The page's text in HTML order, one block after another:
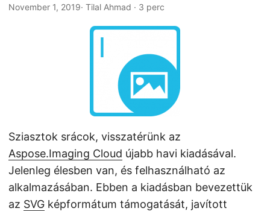
November 1, 2019· Tilal Ahmad · 3 perc
Sziasztok srácok, visszatérünk az
Aspose.Imaging Cloud újabb havi kiadásával.
Jelenleg élesben van, és felhasználható az
alkalmazásában. Ebben a kiadásban bevezettük
az SVG képformátum támogatását, javított